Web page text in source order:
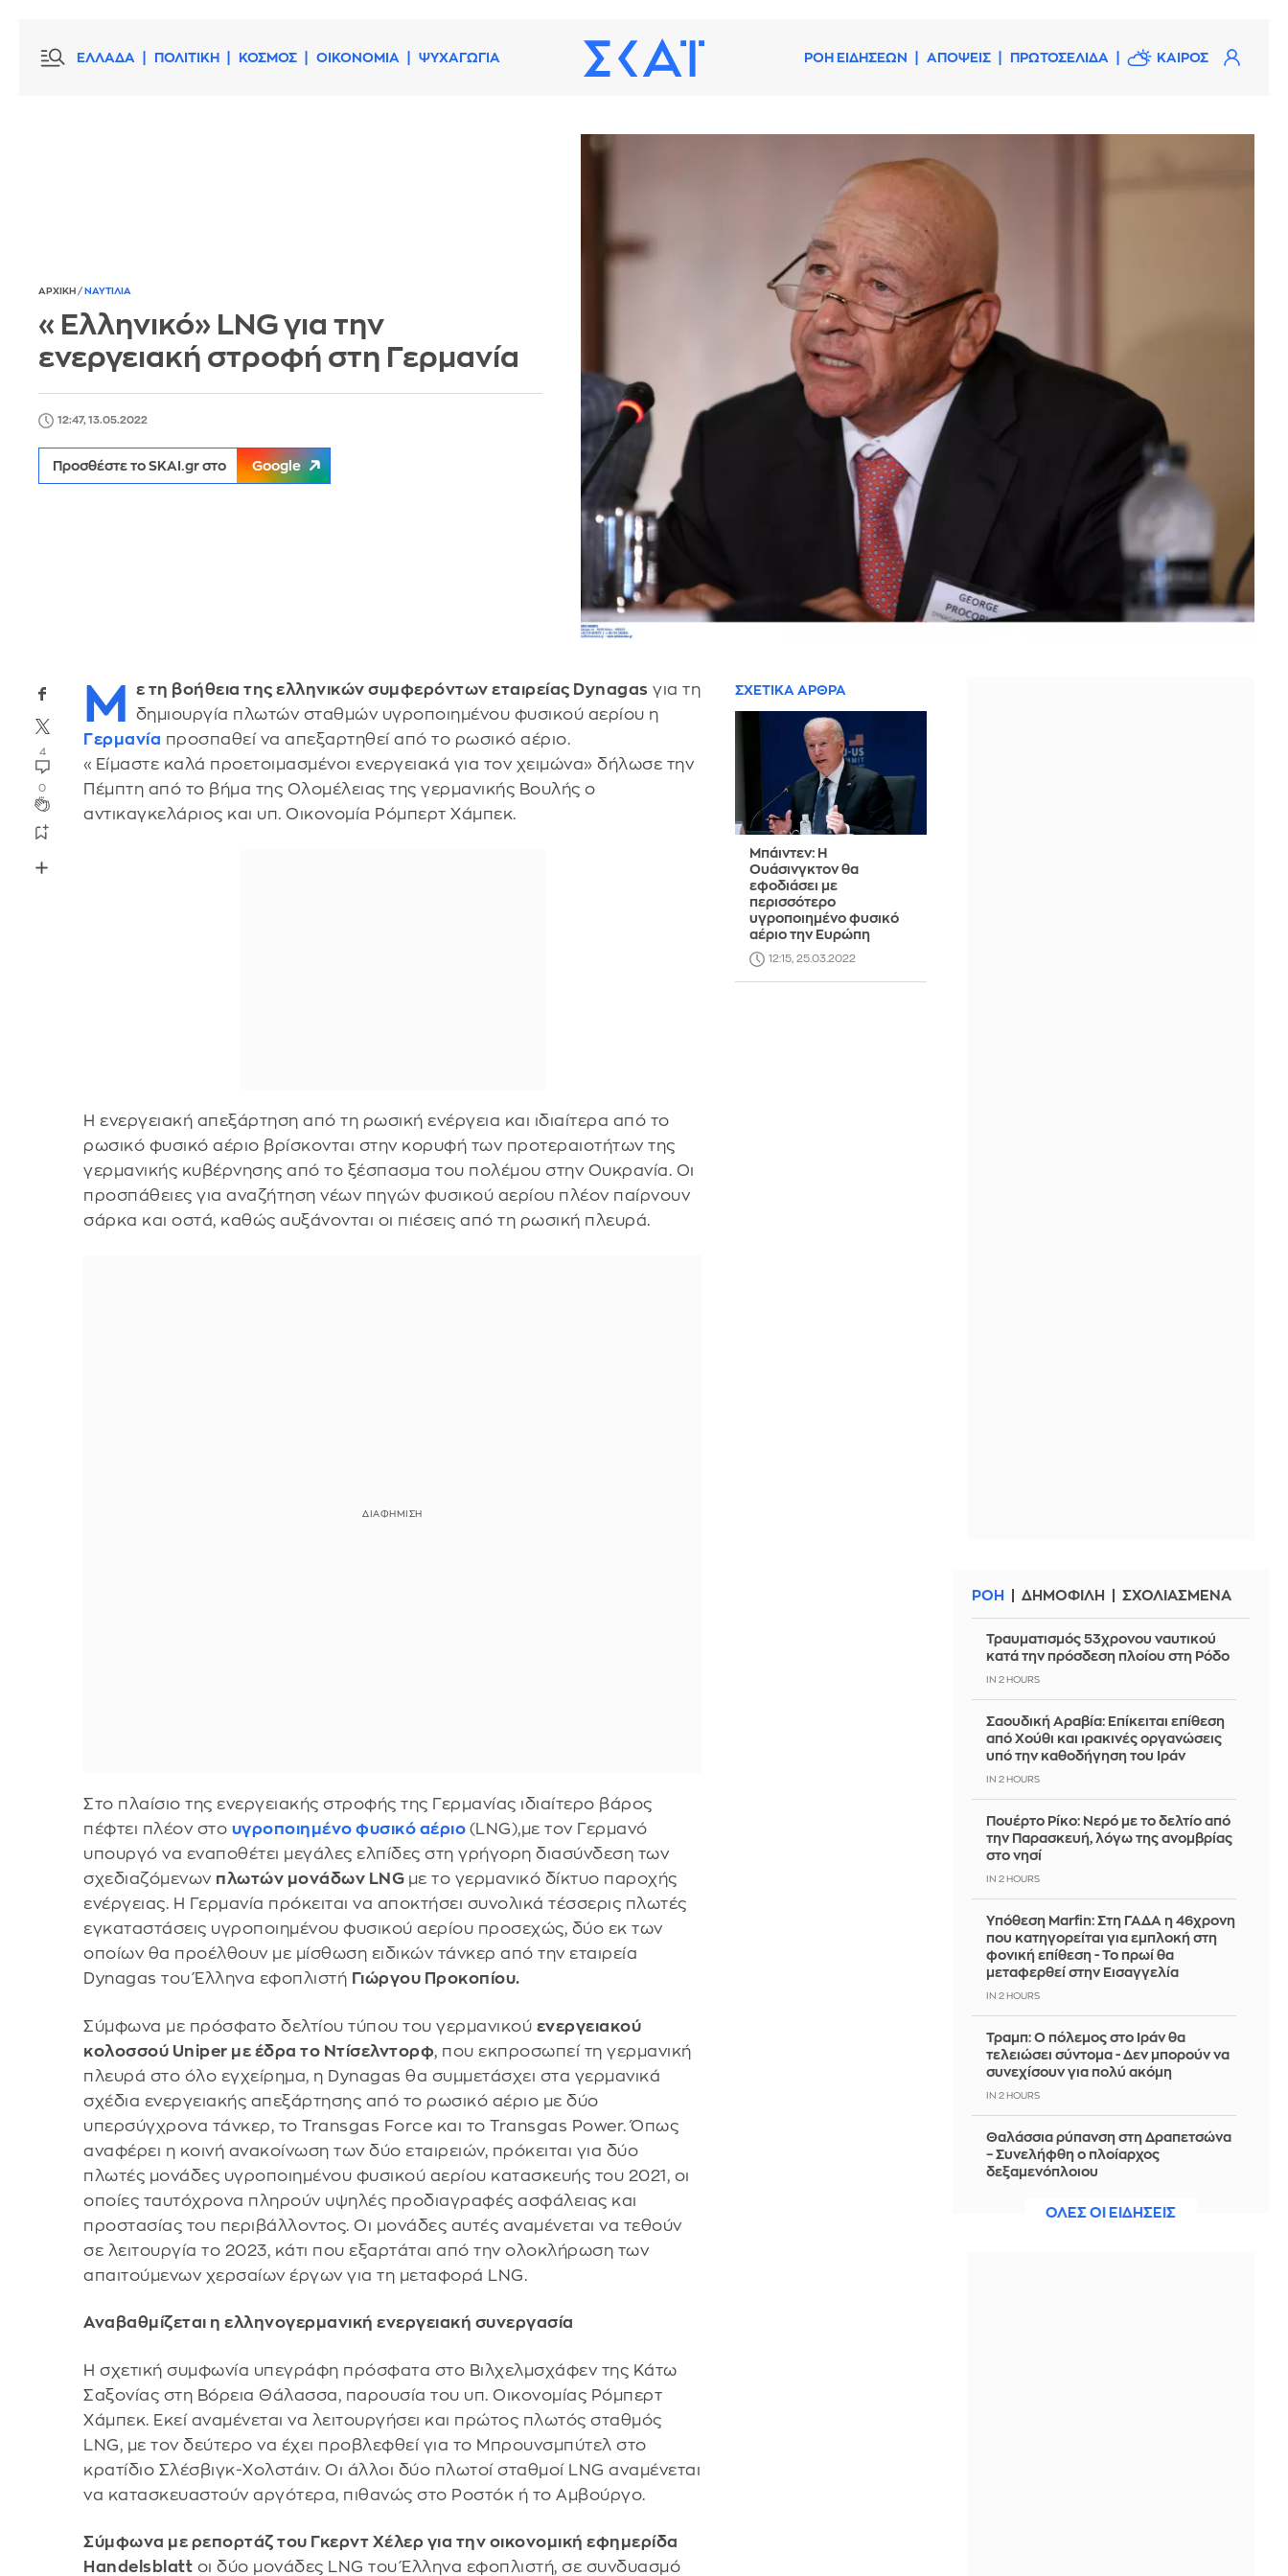
ΕΛΛΑΔΑ ΠΟΛΙΤΙΚΗ ΚΟΣΜΟΣ ΟΙΚΟΝΟΜΙΑ ΨΥΧΑΓΩΓΙΑ ΡΟΗ ΕΙΔΗΣΕΩΝ ΑΠΟΨΕΙΣ ΠΡΩΤΟΣΕΛΙΔΑ ΚΑΙΡΟΣ
ΑΡΧΙΚΗ / ΝΑΥΤΙΛΙΑ
«Ελληνικό» LNG για την
ενεργειακή στροφή στη Γερμανία
12:47, 13.05.2022
Προσθέστε το SKAI.gr στο Google
4
0
Μ ε τη βοήθεια της ελληνικών συμφερόντων εταιρείας Dynagas για τη
δημιουργία πλωτών σταθμών υγροποιημένου φυσικού αερίου η
Γερμανία προσπαθεί να απεξαρτηθεί από το ρωσικό αέριο.
«Είμαστε καλά προετοιμασμένοι ενεργειακά για τον χειμώνα» δήλωσε την
Πέμπτη από το βήμα της Ολομέλειας της γερμανικής Βουλής ο
αντικαγκελάριος και υπ. Οικονομία Ρόμπερτ Χάμπεκ.
Η ενεργειακή απεξάρτηση από τη ρωσική ενέργεια και ιδιαίτερα από το
ρωσικό φυσικό αέριο βρίσκονται στην κορυφή των προτεραιοτήτων της
γερμανικής κυβέρνησης από το ξέσπασμα του πολέμου στην Ουκρανία. Οι
προσπάθειες για αναζήτηση νέων πηγών φυσικού αερίου πλέον παίρνουν
σάρκα και οστά, καθώς αυξάνονται οι πιέσεις από τη ρωσική πλευρά.
Στο πλαίσιο της ενεργειακής στροφής της Γερμανίας ιδιαίτερο βάρος
πέφτει πλέον στο υγροποιημένο φυσικό αέριο (LNG),με τον Γερμανό
υπουργό να εναποθέτει μεγάλες ελπίδες στη γρήγορη διασύνδεση των
σχεδιαζόμενων πλωτών μονάδων LNG με το γερμανικό δίκτυο παροχής
ενέργειας. H Γερμανία πρόκειται να αποκτήσει συνολικά τέσσερις πλωτές
εγκαταστάσεις υγροποιημένου φυσικού αερίου προσεχώς, δύο εκ των
οποίων θα προέλθουν με μίσθωση ειδικών τάνκερ από την εταιρεία
Dynagas του Έλληνα εφοπλιστή Γιώργου Προκοπίου.
Σύμφωνα με πρόσφατο δελτίου τύπου του γερμανικού ενεργειακού
κολοσσού Uniper με έδρα το Ντίσελντορφ, που εκπροσωπεί τη γερμανική
πλευρά στο όλο εγχείρημα, η Dynagas θα συμμετάσχει στα γερμανικά
σχέδια ενεργειακής απεξάρτησης από το ρωσικό αέριο με δύο
υπερσύγχρονα τάνκερ, το Transgas Force και το Transgas Power. Όπως
αναφέρει η κοινή ανακοίνωση των δύο εταιρειών, πρόκειται για δύο
πλωτές μονάδες υγροποιημένου φυσικού αερίου κατασκευής του 2021, οι
οποίες ταυτόχρονα πληρούν υψηλές προδιαγραφές ασφάλειας και
προστασίας του περιβάλλοντος. Οι μονάδες αυτές αναμένεται να τεθούν
σε λειτουργία το 2023, κάτι που εξαρτάται από την ολοκλήρωση των
απαιτούμενων χερσαίων έργων για τη μεταφορά LNG.
Αναβαθμίζεται η ελληνογερμανική ενεργειακή συνεργασία
Η σχετική συμφωνία υπεγράφη πρόσφατα στο Βιλχελμσχάφεν της Κάτω
Σαξονίας στη Βόρεια Θάλασσα, παρουσία του υπ. Οικονομίας Ρόμπερτ
Χάμπεκ. Εκεί αναμένεται να λειτουργήσει και πρώτος πλωτός σταθμός
LNG, με τον δεύτερο να έχει προβλεφθεί για το Μπρουνσμπύτελ στο
κρατίδιο Σλέσβιγκ-Χολστάιν. Οι άλλοι δύο πλωτοί σταθμοί LNG αναμένεται
να κατασκευαστούν αργότερα, πιθανώς στο Ροστόκ ή το Αμβούργο.
Σύμφωνα με ρεπορτάζ του Γκερντ Χέλερ για την οικονομική εφημερίδα
Handelsblatt οι δύο μονάδες LNG του Έλληνα εφοπλιστή, σε συνδυασμό
ΣΧΕΤΙΚΑ ΑΡΘΡΑ
Μπάιντεν: Η
Ουάσινγκτον θα
εφοδιάσει με
περισσότερο
υγροποιημένο φυσικό
αέριο την Ευρώπη
12:15, 25.03.2022
ΡΟΗ ΔΗΜΟΦΙΛΗ ΣΧΟΛΙΑΣΜΕΝΑ
Τραυματισμός 53χρονου ναυτικού
κατά την πρόσδεση πλοίου στη Ρόδο
IN 2 HOURS
Σαουδική Αραβία: Επίκειται επίθεση
από Χούθι και ιρακινές οργανώσεις
υπό την καθοδήγηση του Ιράν
IN 2 HOURS
Πουέρτο Ρίκο: Νερό με το δελτίο από
την Παρασκευή, λόγω της ανομβρίας
στο νησί
IN 2 HOURS
Υπόθεση Marfin: Στη ΓΑΔΑ η 46χρονη
που κατηγορείται για εμπλοκή στη
φονική επίθεση - Το πρωί θα
μεταφερθεί στην Εισαγγελία
IN 2 HOURS
Τραμπ: Ο πόλεμος στο Ιράν θα
τελειώσει σύντομα - Δεν μπορούν να
συνεχίσουν για πολύ ακόμη
IN 2 HOURS
Θαλάσσια ρύπανση στη Δραπετσώνα
– Συνελήφθη ο πλοίαρχος
δεξαμενόπλοιου
ΟΛΕΣ ΟΙ ΕΙΔΗΣΕΙΣ